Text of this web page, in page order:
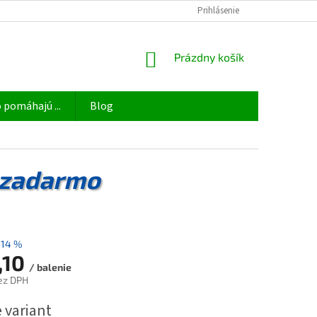
ODSTÚPIŤ OD ZMLUVY TU
Prihlásenie
NÁKUPNÝ
Prázdny košík
pomáhajú ... Blog
%
/ balenie
DPH
variant